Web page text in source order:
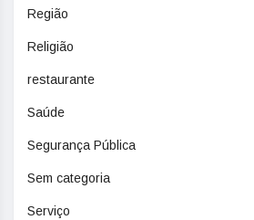
Região
Religião
restaurante
Saúde
Segurança Pública
Sem categoria
Serviço